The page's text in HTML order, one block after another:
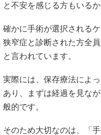
と不安を感じる方もいるか
確かに手術が選択される
狭窄症と診断された方全
と言われています。
実際には、保存療法によ
あり、まずは経過を見な
般的です。
そのため大切なのは、「